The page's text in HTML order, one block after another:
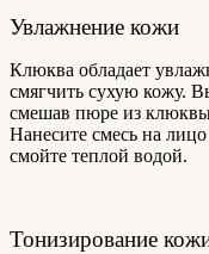
Увлажнение кожи
Клюква обладает
смягчить сухую кожу.
смешав пюре из
Нанесите смесь на
смойте теплой водой.
Тонизирование